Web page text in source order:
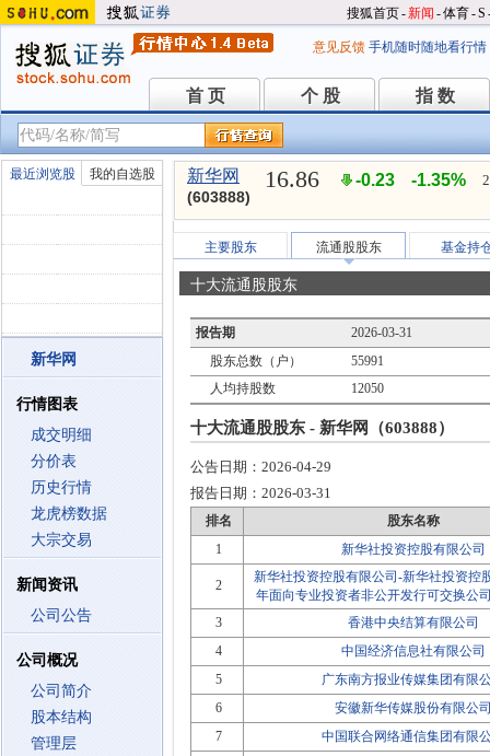
搜狐首页-新闻 -体育-S
意见反馈 手机随时随地看行情
首 页
首 页 个 股
个 股 指 数
指 数
最近浏览股 我的自选股
新华网
行情图表
成交明细
分价表
历史行情
龙虎榜数据
大宗交易
新闻资讯
公司公告
公司概况
公司简介
股本结构
管理层
新华网
(603888)
16.86 -0.23 -1.35%
主要股东 流通股股东 基金持
十大流通股股东
报告期
2026-03-31
股东总数（户）
55991
人均持股数
12050
十大流通股股东 - 新华网（603888）
公告日期： 2026-04-29
报告日期： 2026-03-31
排名
股东名称
1
新华社投资控股有限公司
2
新华社投资控股有限公司-新华社投资控
年面向专业投资者非公开发行可交换公
3
香港中央结算有限公司
4
中国经济信息社有限公司
5
广东南方报业传媒集团有限
6
安徽新华传媒股份有限公
7
中国联合网络通信集团有限